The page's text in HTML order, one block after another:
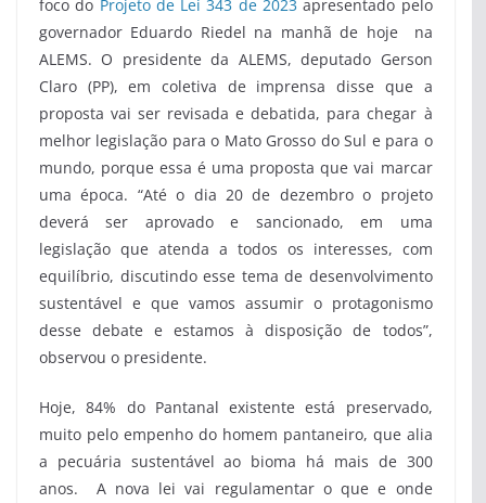
foco do Projeto de Lei 343 de 2023 apresentado pelo
governador Eduardo Riedel na manhã de hoje na
ALEMS. O presidente da ALEMS, deputado Gerson
Claro (PP), em coletiva de imprensa disse que a
proposta vai ser revisada e debatida, para chegar à
melhor legislação para o Mato Grosso do Sul e para o
mundo, porque essa é uma proposta que vai marcar
uma época. “Até o dia 20 de dezembro o projeto
deverá ser aprovado e sancionado, em uma
legislação que atenda a todos os interesses, com
equilíbrio, discutindo esse tema de desenvolvimento
sustentável e que vamos assumir o protagonismo
desse debate e estamos à disposição de todos”,
observou o presidente.
Hoje, 84% do Pantanal existente está preservado,
muito pelo empenho do homem pantaneiro, que alia
a pecuária sustentável ao bioma há mais de 300
anos. A nova lei vai regulamentar o que e onde